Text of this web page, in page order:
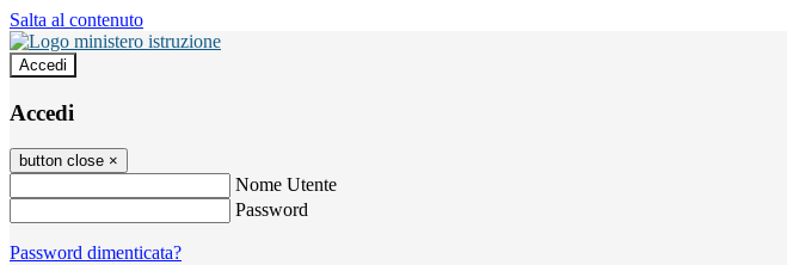
Salta al contenuto
Accedi
Accedi
button close ×
Nome Utente
Password
Password dimenticata?